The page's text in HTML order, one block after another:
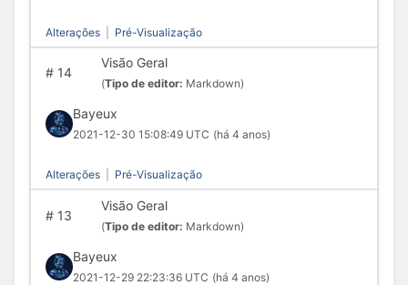
Alterações Pré-Visualização
#14
Visão Geral
(Tipo de editor: Markdown)
Bayeux
2021-12-30 15:08:49 UTC (há 4 anos)
Alterações Pré-Visualização
#13
Visão Geral
(Tipo de editor: Markdown)
Bayeux
2021-12-29 22:23:36 UTC (há 4 anos)